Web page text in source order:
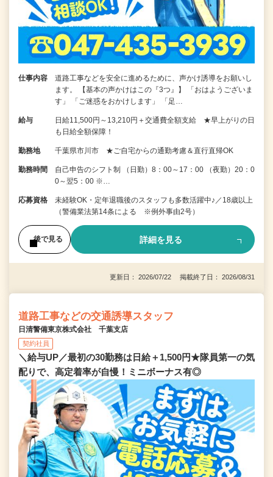
仕事内容
道路工事などを安全に進めるために、声かけ誘導をお願いし
ます。 【基本の声かけはこの『3つ』】 「おはようございま
す」 「ご迷惑をおかけします」 「足…
給与
日給11,500円～13,210円＋交通費全額支給 ★早上がりの日
も日給全額保障！
勤務地 千葉県市川市 ★ご自宅からの通勤考慮＆直行直帰OK
勤務時間
自己申告のシフト制 （日勤）8：00～17：00 （夜勤）20：0
0～翌5：00 ※…
応募資格
未経験OK・定年退職後のスタッフも多数活躍中♪／18歳以上
（警備業法第14条による ※例外事由2号）
後で見る 詳細を見る
更新日： 2026/07/22 掲載終了日： 2026/08/31
道路工事などの交通誘導スタッフ
日清警備東京株式会社 千葉支店
契約社員
＼給与UP／最初の30勤務は日給＋1,500円★隊員第一の気
配りで、高定着率が自慢！ミニボーナス有◎